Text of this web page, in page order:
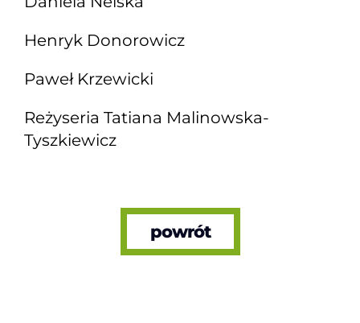
Henryk Donorowicz
Paweł Krzewicki
Reżyseria Tatiana Malinowska-
Tyszkiewicz
powrót